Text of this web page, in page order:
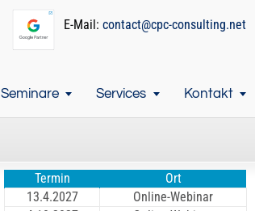
E-Mail: contact@cpc-consulting.net
Seminare Services Kontakt
Termin
Ort
13.4.2027
Online-Webinar